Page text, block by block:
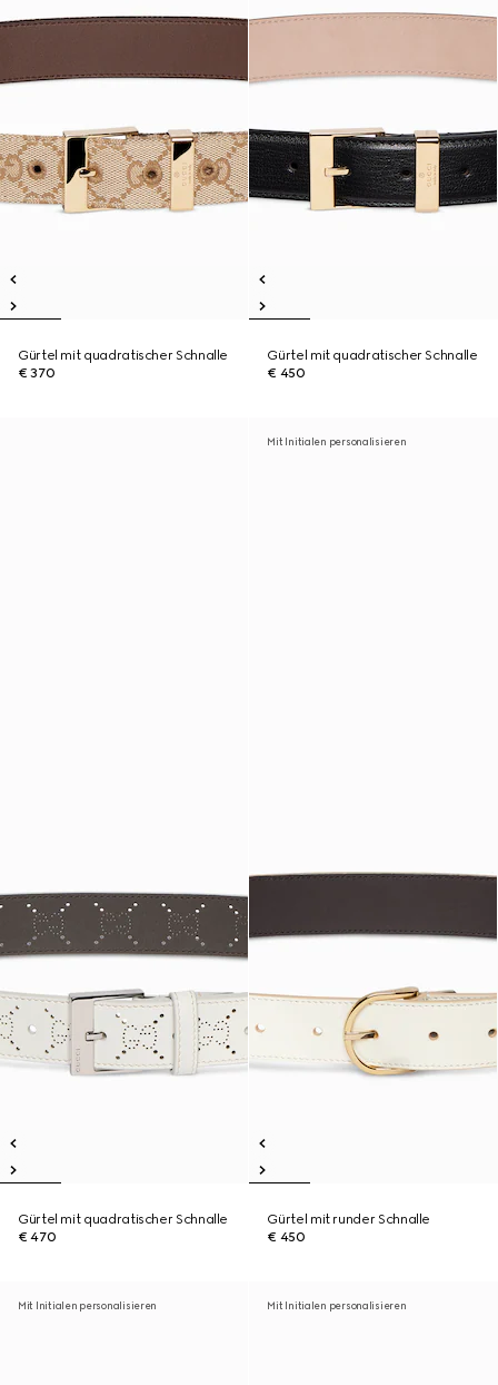
Gürtel mit quadratischer Schnalle
€ 370
Gürtel mit quadratischer Schnalle
€ 450
Gürtel mit quadratischer Schnalle
€ 470
Mit Initialen personalisieren
Gürtel mit runder Schnalle
€ 450
Mit Initialen personalisieren Mit Initialen personalisieren